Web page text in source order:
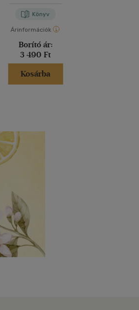
Könyv
Árinformációk
Borító ár:
3 490 Ft
Kosárba